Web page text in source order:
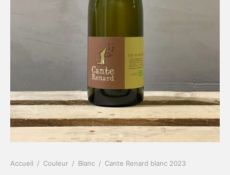
Accueil / Couleur / Blanc / Cante Renard blanc 2023